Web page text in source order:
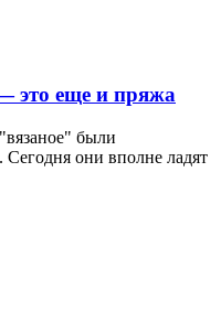
это еще и пряжа
были
они вполне ладят